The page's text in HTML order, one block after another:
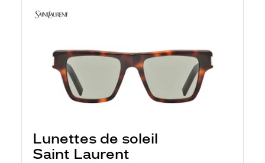
Lunettes de soleil
Saint Laurent